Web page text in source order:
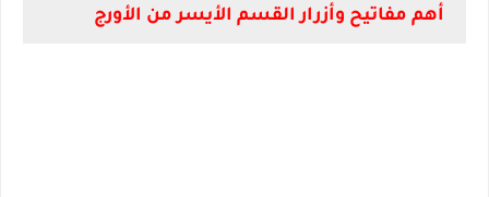
أهم مفاتيح وأزرار القسم الأيسر من الأورج